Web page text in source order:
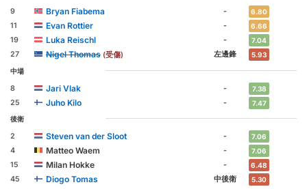
9
Bryan Fiabema - 6.80
11 Evan Rottier - 6.66
19 Luka Reischl - 7.04
27 Nigel Thomas(受傷) 左邊鋒 5.93
中場
8
Jari Vlak - 7.38
25 Juho Kilo - 7.47
後衛
2
Steven van der Sloot - 7.06
4 Matteo Waem - 7.06
15 Milan Hokke - 6.48
45 Diogo Tomas 中後衛 5.30